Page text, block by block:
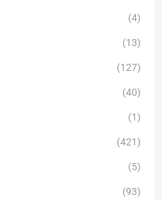
(4)
(13)
(127)
(40)
(1)
(421)
(5)
(93)